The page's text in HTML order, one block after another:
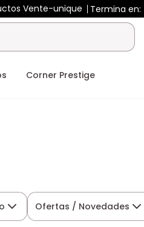
Vente-unique Termina en:
Corner Prestige
Ofertas / Novedades